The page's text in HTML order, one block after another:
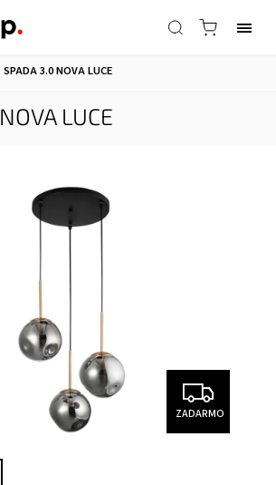
SPADA 3.0NOVA LUCE
NOVA LUCE
ZADARMO